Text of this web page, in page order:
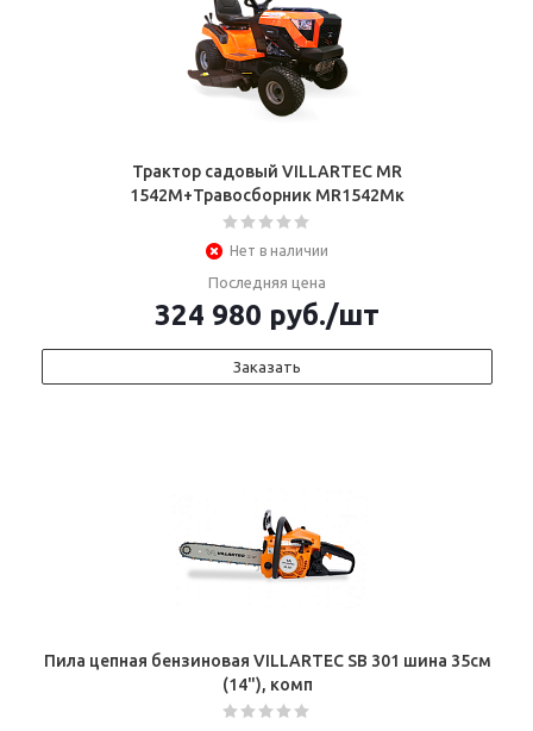
Трактор садовый VILLARTEC MR
1542M+Травосборник MR1542Mк
Нет в наличии
Последняя цена
324 980 руб./шт
Заказать
Пила цепная бензиновая VILLARTEC SB 301 шина 35см
(14"), комп